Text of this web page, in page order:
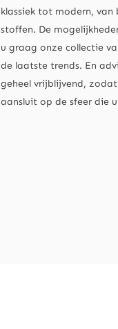
klassiek tot modern,
stoffen. De
u graag onze collectie
de laatste trends. En
geheel vrijblijvend,
aansluit op de sfeer die